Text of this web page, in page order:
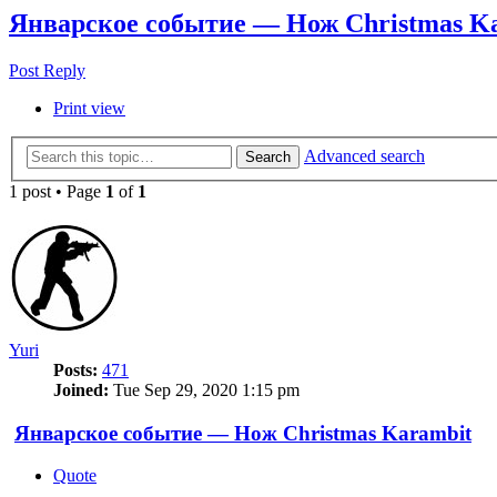
Январское событие — Нож Christmas
Post Reply
Print view
Search
Advanced search
1 post • Page 1 of 1
Yuri
Posts: 471
Joined: Tue Sep 29, 2020 1:15 pm
Январское событие — Нож Christmas Karambit
Quote